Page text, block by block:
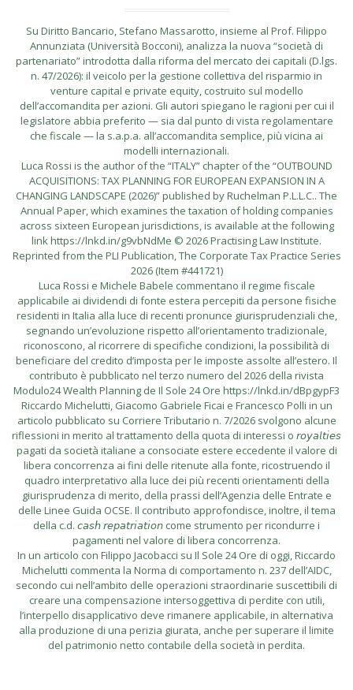
Su Diritto Bancario, Stefano Massarotto, insieme al Prof. Filippo
Annunziata (Università Bocconi), analizza la nuova “società di
partenariato” introdotta dalla riforma del mercato dei capitali (D.lgs.
n. 47/2026): il veicolo per la gestione collettiva del risparmio in
venture capital e private equity, costruito sul modello
dell’accomandita per azioni. Gli autori spiegano le ragioni per cui il
legislatore abbia preferito — sia dal punto di vista regolamentare
che fiscale — la s.a.p.a. all’accomandita semplice, più vicina ai
modelli internazionali.
Luca Rossi is the author of the “ITALY” chapter of the “OUTBOUND
ACQUISITIONS: TAX PLANNING FOR EUROPEAN EXPANSION IN A
CHANGING LANDSCAPE (2026)” published by Ruchelman P.L.L.C.. The
Annual Paper, which examines the taxation of holding companies
across sixteen European jurisdictions, is available at the following
link https://lnkd.in/g9vbNdMe © 2026 Practising Law Institute.
Reprinted from the PLI Publication, The Corporate Tax Practice Series
2026 (Item #441721)
Luca Rossi e Michele Babele commentano il regime fiscale
applicabile ai dividendi di fonte estera percepiti da persone fisiche
residenti in Italia alla luce di recenti pronunce giurisprudenziali che,
segnando un’evoluzione rispetto all’orientamento tradizionale,
riconoscono, al ricorrere di specifiche condizioni, la possibilità di
beneficiare del credito d’imposta per le imposte assolte all’estero. Il
contributo è pubblicato nel terzo numero del 2026 della rivista
Modulo24 Wealth Planning de Il Sole 24 Ore https://lnkd.in/dBpgypF3
Riccardo Michelutti, Giacomo Gabriele Ficai e Francesco Polli in un
articolo pubblicato su Corriere Tributario n. 7/2026 svolgono alcune
riflessioni in merito al trattamento della quota di interessi o 𝘳𝘰𝘺𝘢𝘭𝘵𝘪𝘦𝘴
pagati da società italiane a consociate estere eccedente il valore di
libera concorrenza ai fini delle ritenute alla fonte, ricostruendo il
quadro interpretativo alla luce dei più recenti orientamenti della
giurisprudenza di merito, della prassi dell’Agenzia delle Entrate e
delle Linee Guida OCSE. Il contributo approfondisce, inoltre, il tema
della c.d. 𝘤𝘢𝘴𝘩 𝘳𝘦𝘱𝘢𝘵𝘳𝘪𝘢𝘵𝘪𝘰𝘯 come strumento per ricondurre i
pagamenti nel valore di libera concorrenza.
In un articolo con Filippo Jacobacci su Il Sole 24 Ore di oggi, Riccardo
Michelutti commenta la Norma di comportamento n. 237 dell’AIDC,
secondo cui nell’ambito delle operazioni straordinarie suscettibili di
creare una compensazione intersoggettiva di perdite con utili,
l’interpello disapplicativo deve rimanere applicabile, in alternativa
alla produzione di una perizia giurata, anche per superare il limite
del patrimonio netto contabile della società in perdita.